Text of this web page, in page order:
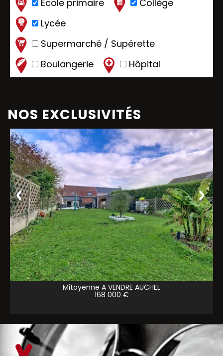
Ecole primaire
Collège
Lycée
Supermarché / Supérette
Boulangerie
Hôpital
NOS EXCLUSIVITÉS
Mitoyenne A VENDRE AUCHEL
168 000 €